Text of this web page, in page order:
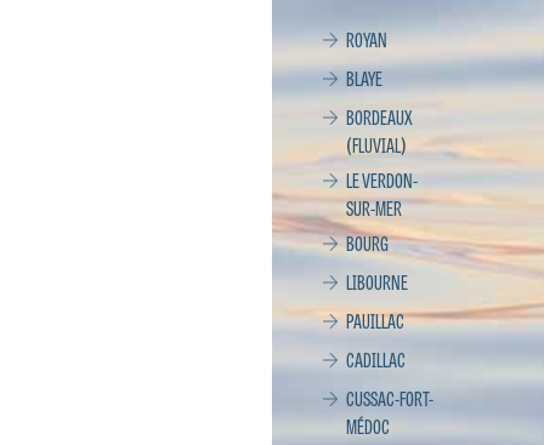
ROYAN
BLAYE
BORDEAUX
(FLUVIAL)
LE VERDON-
SUR-MER
BOURG
LIBOURNE
PAUILLAC
CADILLAC
CUSSAC-FORT-
MÉDOC